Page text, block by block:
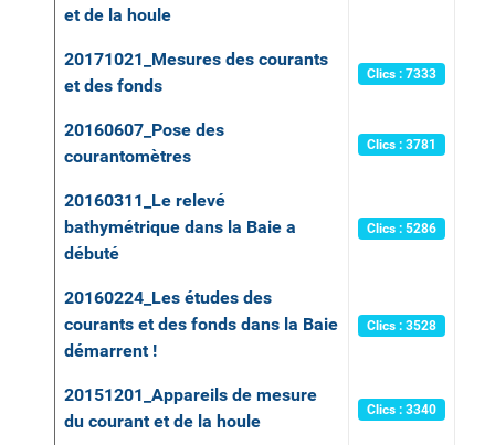
et de la houle
20171021_Mesures des courants
et des fonds
Clics : 7333
20160607_Pose des
courantomètres
Clics : 3781
20160311_Le relevé
bathymétrique dans la Baie a
débuté
Clics : 5286
20160224_Les études des
courants et des fonds dans la Baie
démarrent !
Clics : 3528
20151201_Appareils de mesure
du courant et de la houle
Clics : 3340